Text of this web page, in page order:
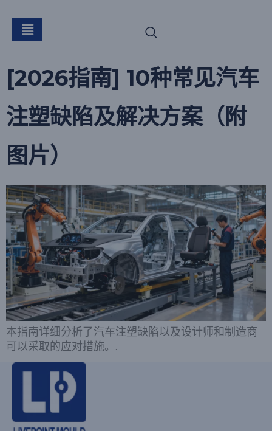
标签： 汽车喷射
[2026指南] 10种常见汽车
注塑缺陷及解决方案（附
图片）
本指南详细分析了汽车注塑缺陷以及设计师和制造商
可以采取的应对措施。.